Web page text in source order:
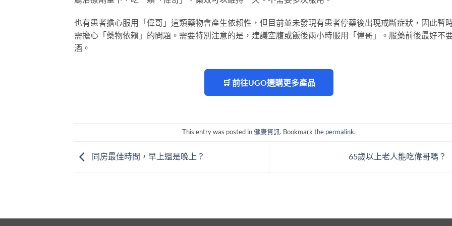
也有患者擔心服用「偉哥」這類藥物會產生依賴性，但目前並未發現有患者停藥後出現戒斷症狀，因此暫
需擔心「藥物依賴」的問題。需要特別注意的是，建議空腹或飯後兩小時服用「偉哥」。服藥前後最好不
酒。
🛒 前往UGO選購更多產品
This entry was posted in健康資訊. Bookmark the permalink.
同房最佳時間，早上還是晚上？ 65歲以上老人能吃偉哥嗎？